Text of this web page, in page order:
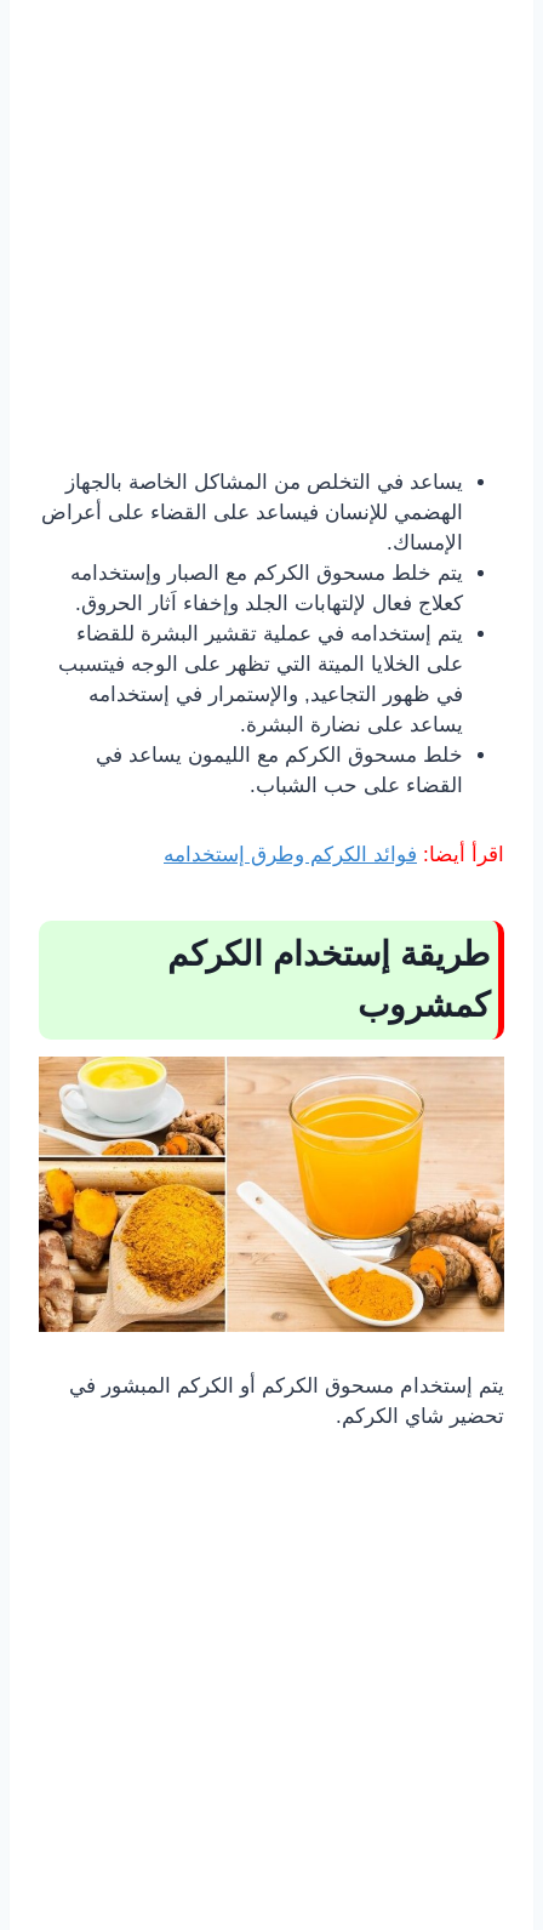
يساعد في التخلص من المشاكل الخاصة بالجهاز
الهضمي للإنسان فيساعد على القضاء على أعراض
الإمساك.
يتم خلط مسحوق الكركم مع الصبار وإستخدامه
كعلاج فعال لإلتهابات الجلد وإخفاء اَثار الحروق.
يتم إستخدامه في عملية تقشير البشرة للقضاء
على الخلايا الميتة التي تظهر على الوجه فيتسبب
في ظهور التجاعيد, والإستمرار في إستخدامه
يساعد على نضارة البشرة.
خلط مسحوق الكركم مع الليمون يساعد في
القضاء على حب الشباب.
اقرأ أيضا: فوائد الكركم وطرق إستخدامه
طريقة إستخدام الكركم
كمشروب
يتم إستخدام مسحوق الكركم أو الكركم المبشور في
تحضير شاي الكركم.